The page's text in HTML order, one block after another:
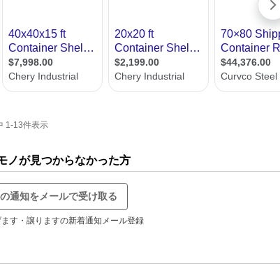
1-13件表示
ノが見つからなかった方
通知をメールで受け取る
す・譲りますの新着通知メール登録